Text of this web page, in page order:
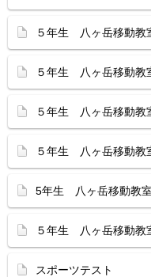
５年生 八ヶ岳移動教
５年生 八ヶ岳移動
５年生 八ヶ岳移動教
５年生 八ヶ岳移動教
5年生 八ヶ岳移動教
５年生 八ヶ岳移動教
スポーツテスト